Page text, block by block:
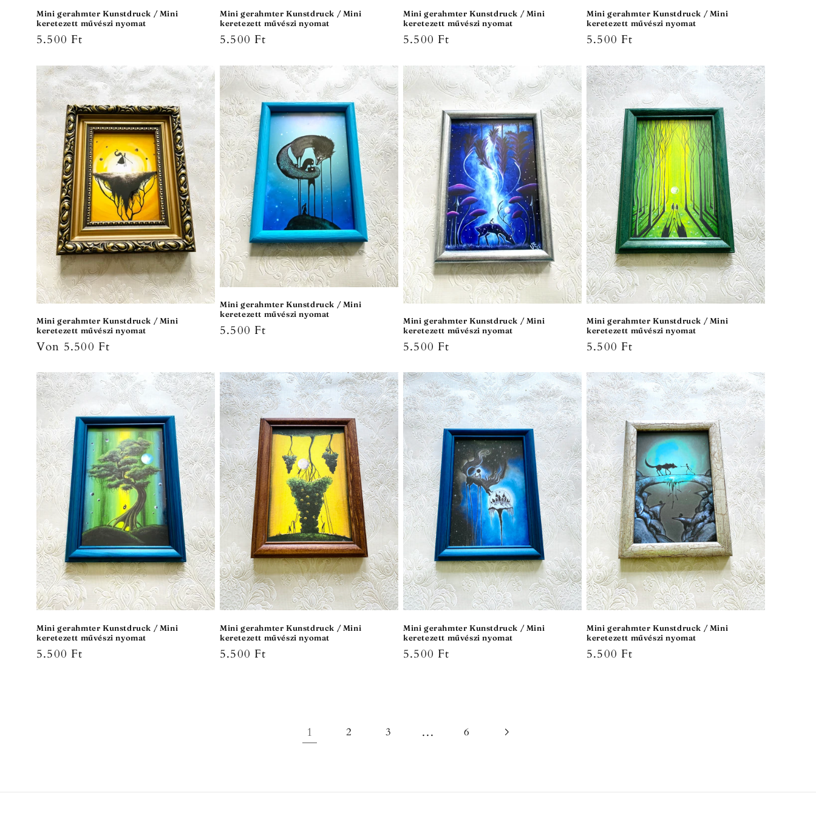
Mini gerahmter Kunstdruck / Mini
keretezett művészi nyomat
Normaler
5.500 Ft
Mini gerahmter Kunstdruck / Mini
keretezett művészi nyomat
Normaler
5.500 Ft
Mini gerahmter Kunstdruck / Mini
keretezett művészi nyomat
Normaler
5.500 Ft
Mini gerahmter Kunstdruck / Mini
keretezett művészi nyomat
Normaler
5.500 Ft
Mini gerahmter Kunstdruck / Mini
keretezett művészi nyomat
Normaler
Von 5.500 Ft
Mini gerahmter Kunstdruck / Mini
keretezett művészi nyomat
Normaler
5.500 Ft
Mini gerahmter Kunstdruck / Mini
keretezett művészi nyomat
Normaler
5.500 Ft
Mini gerahmter Kunstdruck / Mini
keretezett művészi nyomat
Normaler
5.500 Ft
Mini gerahmter Kunstdruck / Mini
keretezett művészi nyomat
Normaler
5.500 Ft
Mini gerahmter Kunstdruck / Mini
keretezett művészi nyomat
Normaler
5.500 Ft
Mini gerahmter Kunstdruck / Mini
keretezett művészi nyomat
Normaler
5.500 Ft
Mini gerahmter Kunstdruck / Mini
keretezett művészi nyomat
Normaler
5.500 Ft
1 2 3 … 6